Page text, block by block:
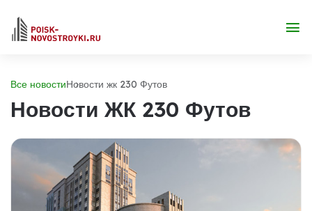
Все новостиНовости жк 230 Футов
Новости ЖК 230 Футов